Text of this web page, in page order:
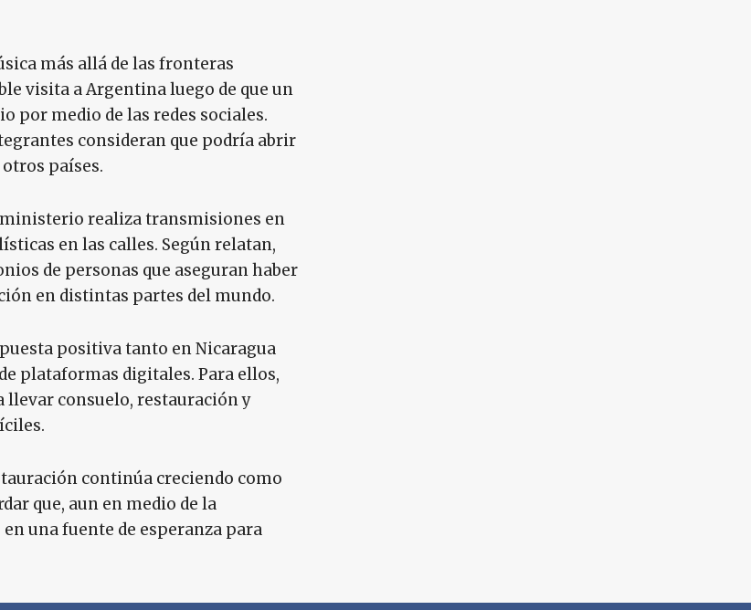
más allá de las fronteras
visita a Argentina luego de que un
por medio de las redes sociales.
consideran que podría abrir
países.
ministerio realiza transmisiones en
en las calles. Según relatan,
de personas que aseguran haber
en distintas partes del mundo.
positiva tanto en Nicaragua
plataformas digitales. Para ellos,
llevar consuelo, restauración y
continúa creciendo como
que, aun en medio de la
una fuente de esperanza para